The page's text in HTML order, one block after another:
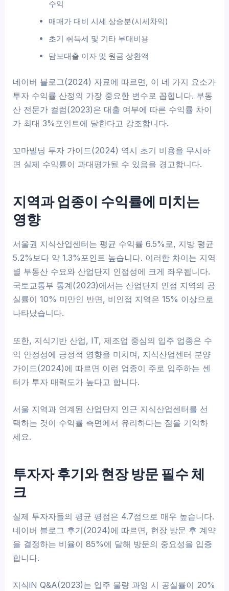
수익
매매가 대비 시세 상승분(시세차익)
초기 취득세 및 기타 부대비용
담보대출 이자 및 원금 상환액
네이버 블로그(2024) 자료에 따르면, 이 네 가지 요소가
투자 수익률 산정의 가장 중요한 변수로 꼽힙니다. 부동
산 전문가 컬럼(2023)은 대출 여부에 따른 수익률 차이
가 최대 3%포인트에 달한다고 강조합니다.
꼬마빌딩 투자 가이드(2024) 역시 초기 비용을 무시하
면 실제 수익률이 과대평가될 수 있음을 경고합니다.
지역과 업종이 수익률에 미치는
영향
서울권 지식산업센터는 평균 수익률 6.5%로, 지방 평균
5.2%보다 약 1.3%포인트 높습니다. 이러한 차이는 지역
별 부동산 수요와 산업단지 인접성에 크게 좌우됩니다.
국토교통부 통계(2023)에서는 산업단지 인접 지역의 공
실률이 10% 미만인 반면, 비인접 지역은 15% 이상으로
나타났습니다.
또한, 지식기반 산업, IT, 제조업 중심의 입주 업종은 수
익 안정성에 긍정적 영향을 미치며, 지식산업센터 분양
가이드(2024)에 따르면 이런 업종이 주로 입주하는 센
터가 투자 매력도가 높다고 합니다.
서울 지역과 연계된 산업단지 인근 지식산업센터를 선
택하는 것이 수익률 측면에서 유리하다는 점을 기억하
세요.
투자자 후기와 현장 방문 필수 체
크
실제 투자자들의 평균 평점은 4.7점으로 매우 높습니다.
네이버 블로그 후기(2024)에 따르면, 현장 방문 후 계약
을 결정하는 비율이 85%에 달해 방문의 중요성을 입증
합니다.
지식iN Q&A(2023)는 입주 물량 과잉 시 공실률이 20%